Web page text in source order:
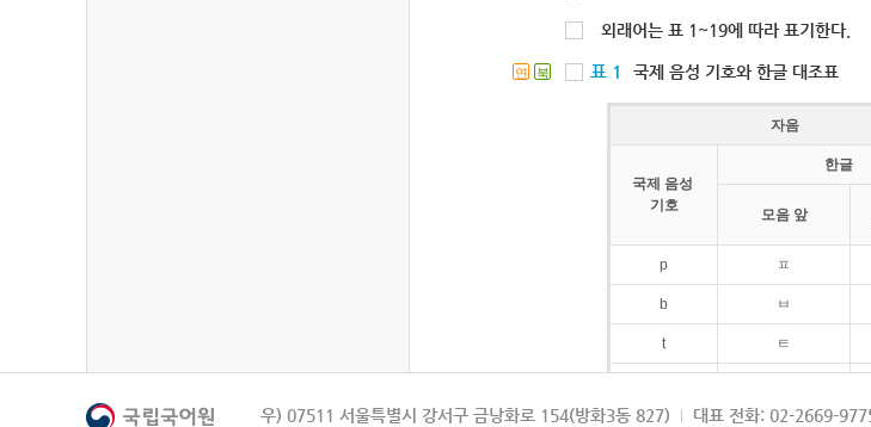
외래어는 표 1~19에 따라 표기한다.
연 북 표 1 국제 음성 기호와 한글 대조표
자음
국제 음성
기호
한글
모음 앞
p ㅍ
b ㅂ
t ㅌ
k ㅋ
우) 07511 서울특별시 강서구 금낭화로 154(방화3동 827) 대표 전화: 02-2669-